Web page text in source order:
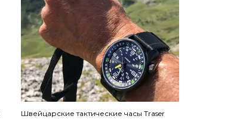
Швейцарские тактические часы Traser